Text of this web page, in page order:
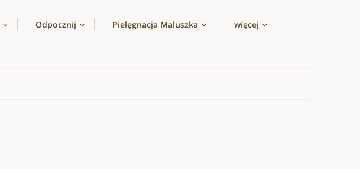
Odpocznij Pielęgnacja Maluszka więcej